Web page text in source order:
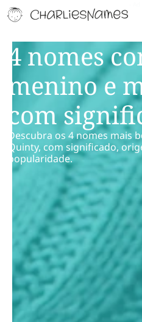
4 nomes
menino e
com
Descubra os 4 nomes mais
Quinty, com significado,
popularidade.